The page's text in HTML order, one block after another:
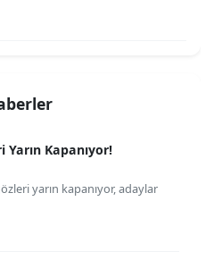
Yarın Kapanıyor!
yarın kapanıyor, adaylar